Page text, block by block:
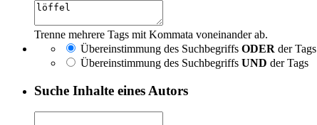
Trenne mehrere Tags mit Kommata voneinander ab.
Übereinstimmung des Suchbegriffs ODER der Tags
Übereinstimmung des Suchbegriffs UND der Tags
Suche Inhalte eines Autors